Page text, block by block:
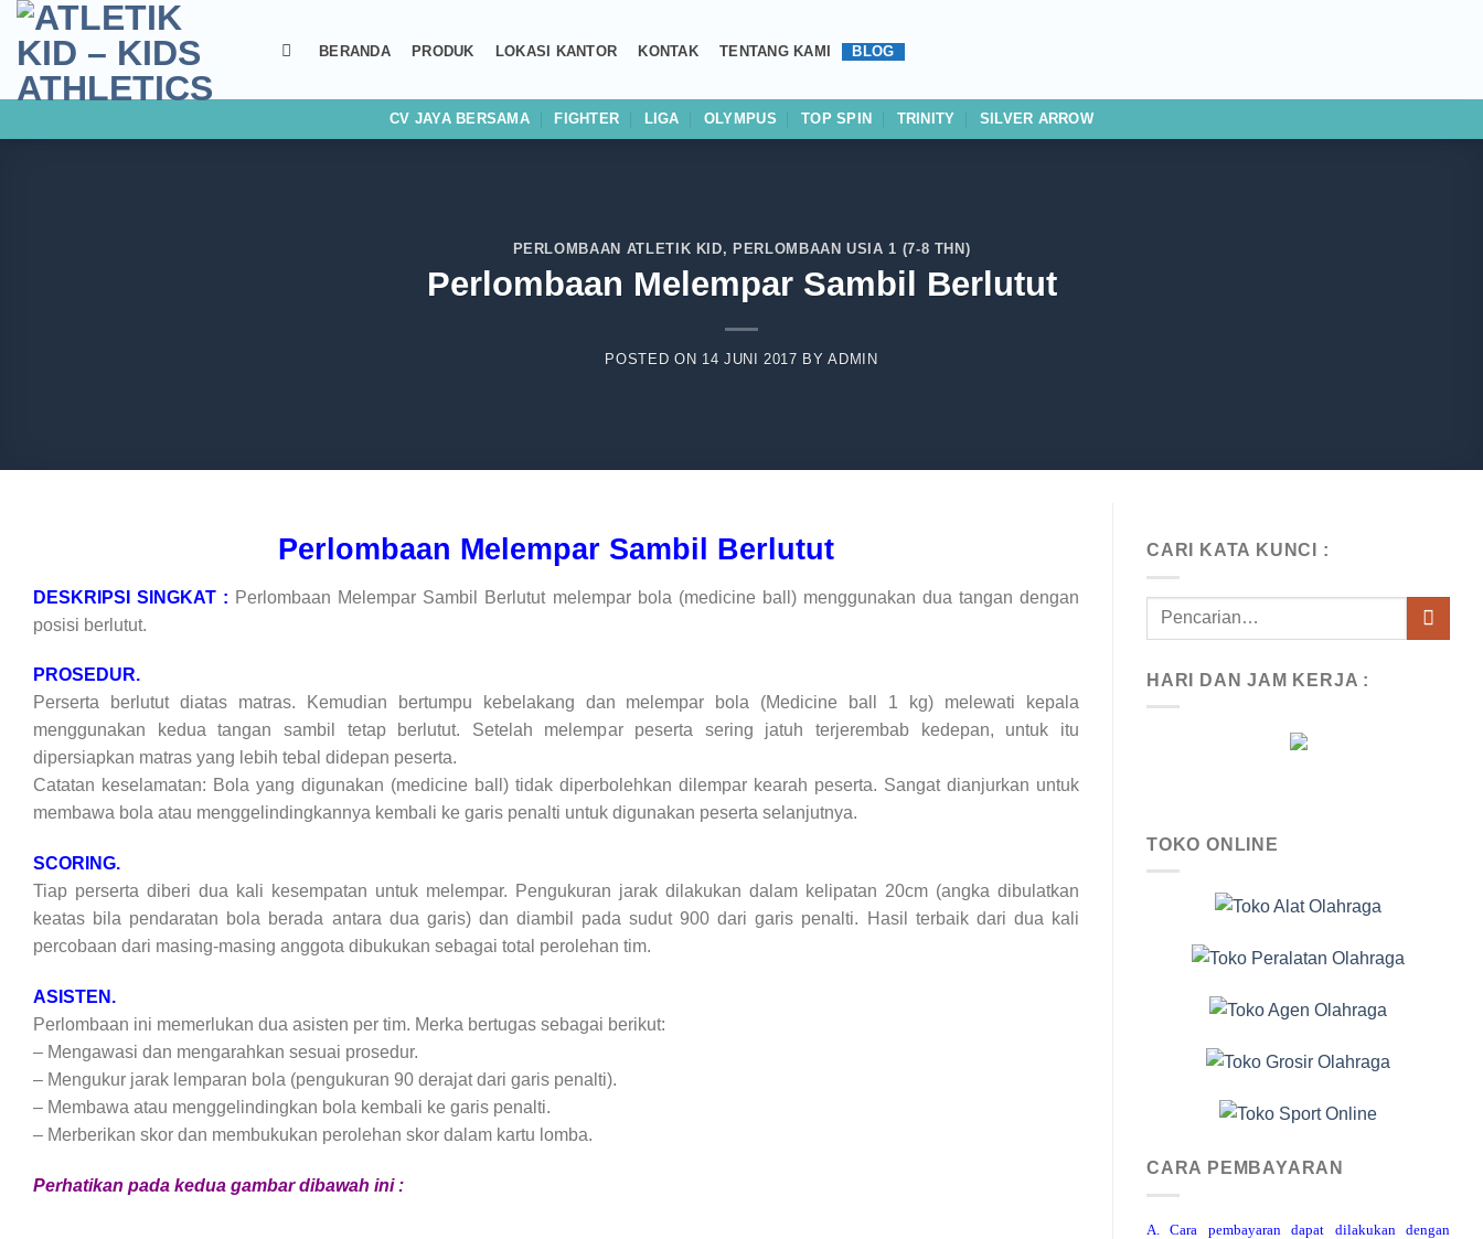
Skip
content
BERANDA PRODUK LOKASI KANTOR KONTAK TENTANG KAMI BLOG
CV JAYA BERSAMA FIGHTER LIGA OLYMPUS TOP SPIN TRINITY SILVER ARROW
PERLOMBAAN ATLETIK KID, PERLOMBAAN USIA 1 (7-8 THN)
Perlombaan Melempar Sambil Berlutut
POSTED ON 14 JUNI 2017 BYADMIN
Perlombaan Melempar Sambil Berlutut
DESKRIPSI SINGKAT : Perlombaan Melempar Sambil Berlutut melempar bola (medicine ball) menggunakan dua tangan dengan
posisi berlutut.
PROSEDUR.
Perserta berlutut diatas matras. Kemudian bertumpu kebelakang dan melempar bola (Medicine ball 1 kg) melewati kepala
menggunakan kedua tangan sambil tetap berlutut. Setelah melempar peserta sering jatuh terjerembab kedepan, untuk itu
dipersiapkan matras yang lebih tebal didepan peserta.
Catatan keselamatan: Bola yang digunakan (medicine ball) tidak diperbolehkan dilempar kearah peserta. Sangat dianjurkan untuk
membawa bola atau menggelindingkannya kembali ke garis penalti untuk digunakan peserta selanjutnya.
SCORING.
Tiap perserta diberi dua kali kesempatan untuk melempar. Pengukuran jarak dilakukan dalam kelipatan 20cm (angka dibulatkan
keatas bila pendaratan bola berada antara dua garis) dan diambil pada sudut 900 dari garis penalti. Hasil terbaik dari dua kali
percobaan dari masing-masing anggota dibukukan sebagai total perolehan tim.
ASISTEN.
Perlombaan ini memerlukan dua asisten per tim. Merka bertugas sebagai berikut:
– Mengawasi dan mengarahkan sesuai prosedur.
– Mengukur jarak lemparan bola (pengukuran 90 derajat dari garis penalti).
– Membawa atau menggelindingkan bola kembali ke garis penalti.
– Merberikan skor dan membukukan perolehan skor dalam kartu lomba.
Perhatikan pada kedua gambar dibawah ini :
CARI KATA KUNCI :
HARI DAN JAM KERJA :
TOKO ONLINE
CARA PEMBAYARAN
A. Cara pembayaran dapat dilakukan dengan